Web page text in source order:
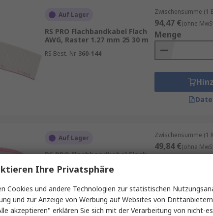
Auf Lager
RS PRO Flachbandkabel Flach
AWG, Raster 1.27 mm 25 30 m
RS Best.-Nr. 360-144
Zwischensumme (1
94,47 €(ohne
Menge
Auf Lager
RS PRO Flachbandkabel Flach
289-9997
Zwischensumme (1
49,84 €(ohne
Ihre Privatsphäre
Cookies und andere Technologien zur statistischen
und zur Anzeige von Werbung auf Websites von
akzeptieren" erklären Sie sich mit der Verarbeitung von nicht-